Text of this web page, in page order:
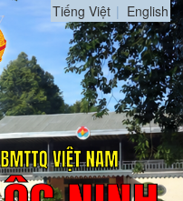
Tiếng Việt English